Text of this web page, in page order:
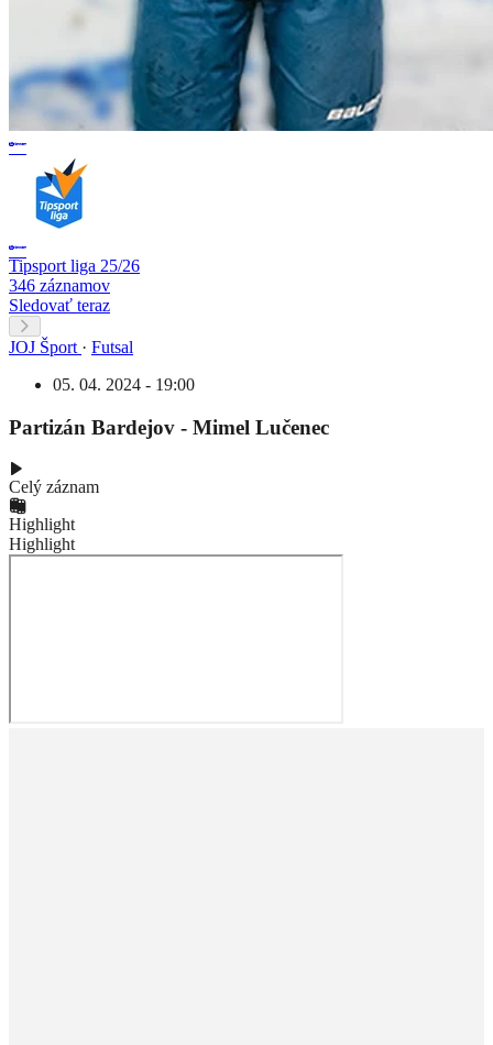
Tipsport liga 25/26
346 záznamov
Sledovať teraz
JOJ Šport · Futsal
05. 04. 2024 - 19:00
Partizán Bardejov - Mimel Lučenec
Celý záznam
Highlight
Highlight